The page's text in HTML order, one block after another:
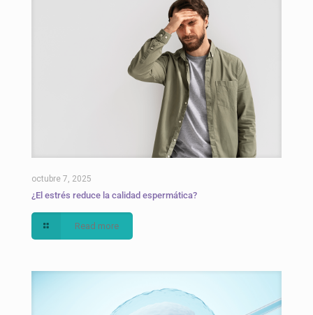
octubre 7, 2025
¿El estrés reduce la calidad espermática?
Read more